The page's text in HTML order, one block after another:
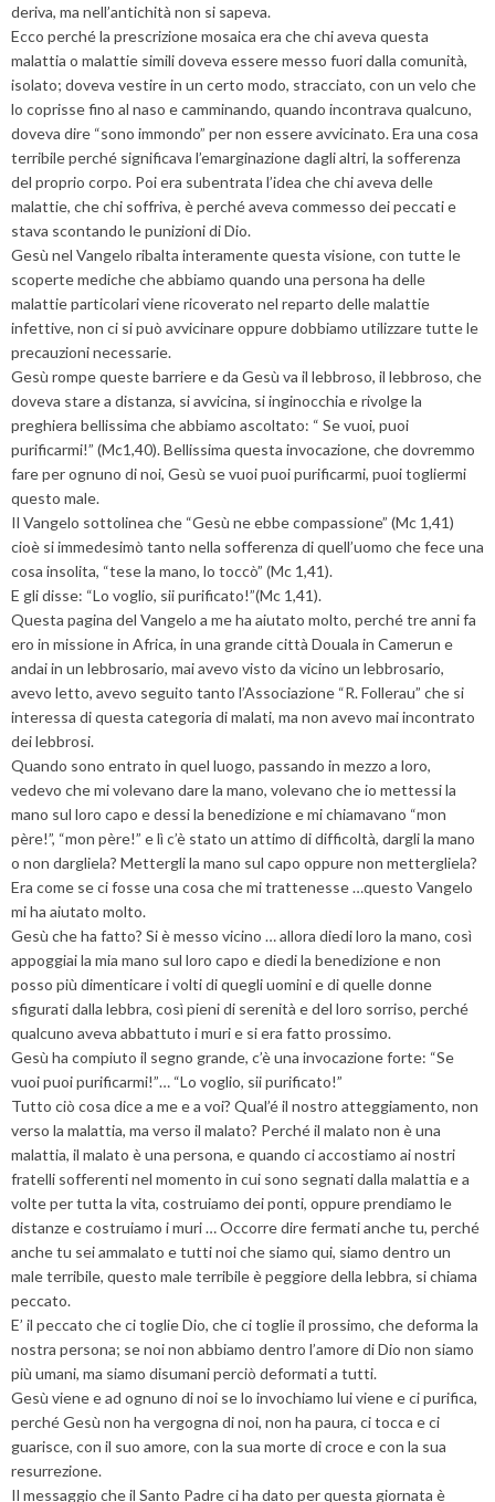
deriva, ma nell’antichità non si sapeva.
Ecco perché la prescrizione mosaica era che chi aveva questa
malattia o malattie simili doveva essere messo fuori dalla comunità,
isolato; doveva vestire in un certo modo, stracciato, con un velo che
lo coprisse fino al naso e camminando, quando incontrava qualcuno,
doveva dire “sono immondo” per non essere avvicinato. Era una cosa
terribile perché significava l’emarginazione dagli altri, la sofferenza
del proprio corpo. Poi era subentrata l’idea che chi aveva delle
malattie, che chi soffriva, è perché aveva commesso dei peccati e
stava scontando le punizioni di Dio.
Gesù nel Vangelo ribalta interamente questa visione, con tutte le
scoperte mediche che abbiamo quando una persona ha delle
malattie particolari viene ricoverato nel reparto delle malattie
infettive, non ci si può avvicinare oppure dobbiamo utilizzare tutte le
precauzioni necessarie.
Gesù rompe queste barriere e da Gesù va il lebbroso, il lebbroso, che
doveva stare a distanza, si avvicina, si inginocchia e rivolge la
preghiera bellissima che abbiamo ascoltato: “ Se vuoi, puoi
purificarmi!” (Mc1,40). Bellissima questa invocazione, che dovremmo
fare per ognuno di noi, Gesù se vuoi puoi purificarmi, puoi togliermi
questo male.
Il Vangelo sottolinea che “Gesù ne ebbe compassione” (Mc 1,41)
cioè si immedesimò tanto nella sofferenza di quell’uomo che fece una
cosa insolita, “tese la mano, lo toccò” (Mc 1,41).
E gli disse: “Lo voglio, sii purificato!”(Mc 1,41).
Questa pagina del Vangelo a me ha aiutato molto, perché tre anni fa
ero in missione in Africa, in una grande città Douala in Camerun e
andai in un lebbrosario, mai avevo visto da vicino un lebbrosario,
avevo letto, avevo seguito tanto l’Associazione “R. Follerau” che si
interessa di questa categoria di malati, ma non avevo mai incontrato
dei lebbrosi.
Quando sono entrato in quel luogo, passando in mezzo a loro,
vedevo che mi volevano dare la mano, volevano che io mettessi la
mano sul loro capo e dessi la benedizione e mi chiamavano “mon
père!”, “mon père!” e lì c’è stato un attimo di difficoltà, dargli la mano
o non dargliela? Mettergli la mano sul capo oppure non mettergliela?
Era come se ci fosse una cosa che mi trattenesse …questo Vangelo
mi ha aiutato molto.
Gesù che ha fatto? Si è messo vicino … allora diedi loro la mano, così
appoggiai la mia mano sul loro capo e diedi la benedizione e non
posso più dimenticare i volti di quegli uomini e di quelle donne
sfigurati dalla lebbra, così pieni di serenità e del loro sorriso, perché
qualcuno aveva abbattuto i muri e si era fatto prossimo.
Gesù ha compiuto il segno grande, c’è una invocazione forte: “Se
vuoi puoi purificarmi!”… “Lo voglio, sii purificato!”
Tutto ciò cosa dice a me e a voi? Qual’é il nostro atteggiamento, non
verso la malattia, ma verso il malato? Perché il malato non è una
malattia, il malato è una persona, e quando ci accostiamo ai nostri
fratelli sofferenti nel momento in cui sono segnati dalla malattia e a
volte per tutta la vita, costruiamo dei ponti, oppure prendiamo le
distanze e costruiamo i muri … Occorre dire fermati anche tu, perché
anche tu sei ammalato e tutti noi che siamo qui, siamo dentro un
male terribile, questo male terribile è peggiore della lebbra, si chiama
peccato.
E’ il peccato che ci toglie Dio, che ci toglie il prossimo, che deforma la
nostra persona; se noi non abbiamo dentro l’amore di Dio non siamo
più umani, ma siamo disumani perciò deformati a tutti.
Gesù viene e ad ognuno di noi se lo invochiamo lui viene e ci purifica,
perché Gesù non ha vergogna di noi, non ha paura, ci tocca e ci
guarisce, con il suo amore, con la sua morte di croce e con la sua
resurrezione.
Il messaggio che il Santo Padre ci ha dato per questa giornata è